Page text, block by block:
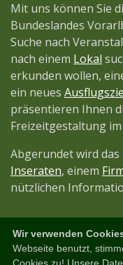
Mit uns können Sie
Bundeslandes
Suche nach
nach einem Lokal
erkunden wollen,
ein neues
präsentieren Ihnen
Freizeitgestaltung
Abgerundet wird
Inseraten, einem
nützlichen
Diese Seite ist ein Projekt
Wir verwenden
Webseite benutzt,